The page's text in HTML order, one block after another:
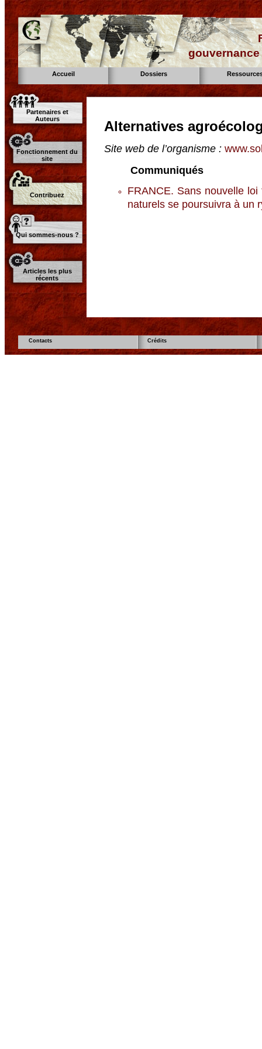
Accueil Dossiers
Partenaires et
Auteurs
Fonctionnement du
site
Contribuez
Qui sommes-nous ?
Articles les plus
récents
Alternatives
Site web de l’organisme :
Communiqués
FRANCE. Sans nouvelle
naturels se poursuivra à un
Contacts Crédits